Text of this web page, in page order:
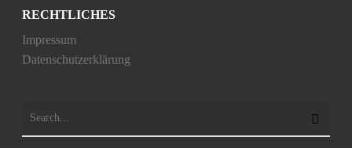
RECHTLICHES
Impressum
Datenschutzerklärung